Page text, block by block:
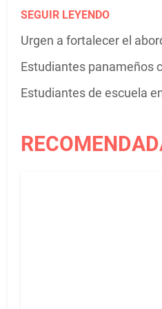
SEGUIR LEYENDO
Urgen a fortalecer el
Estudiantes panameños
Estudiantes de escuela